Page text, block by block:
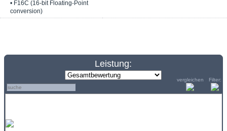
• F16C (16-bit Floating-Point
conversion)
Leistung:
vergleichen Filter: